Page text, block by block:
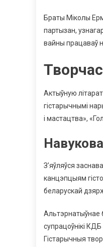
Браты Міколы
партызан,
вайны працаваў
Актыўную
гістарычнымі
і мастацтва»,
З’яўляўся
канцэпцыям
беларускай
Альтэрнатыўнае
супрацоўнікі
Гістарычныя